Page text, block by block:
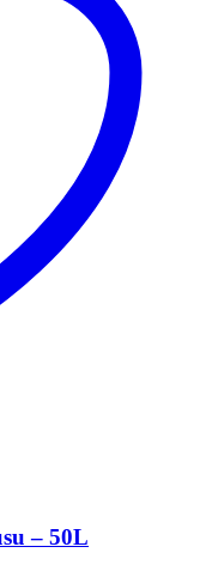
– 50L